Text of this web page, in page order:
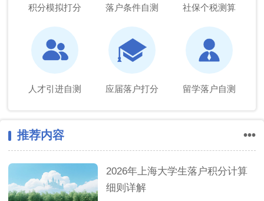
积分模拟打分 落户条件自测 社保个税测算
人才引进自测 应届落户打分 留学落户自测
推荐内容 •••
2026年上海大学生落户积分计算
细则详解